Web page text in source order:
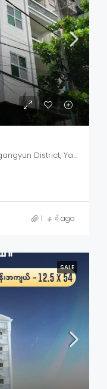
Thitsa Road, South Okkalapa, Thingangyun District, Yangon City, Yangon, 11062, Myanmar
1 နှစ် ago
SALE